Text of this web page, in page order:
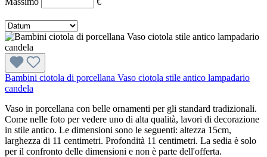
Bambini ciotola di porcellana Vaso ciotola stile antico lampadario
candela
Vaso in porcellana con belle ornamenti per gli standard tradizionali.
Come nelle foto per vedere uno di alta qualità, lavori di decorazione
in stile antico. Le dimensioni sono le seguenti: altezza 15cm,
larghezza di 11 centimetri. Profondità 11 centimetri. La sedia è solo
per il confronto delle dimensioni e non è parte dell'offerta.